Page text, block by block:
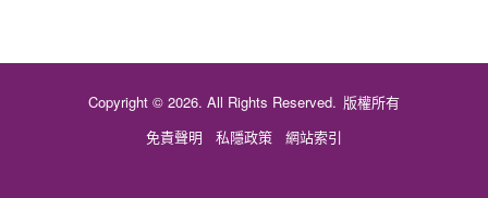
Copyright © 2026. All Rights Reserved. 版權所有
免責聲明
私隱政策 網站索引